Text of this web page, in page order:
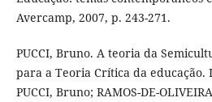
Avercamp, 2007, p. 243-271.
PUCCI, Bruno. A teoria da
para a Teoria Crítica da educação.
PUCCI, Bruno; RAMOS-DE-